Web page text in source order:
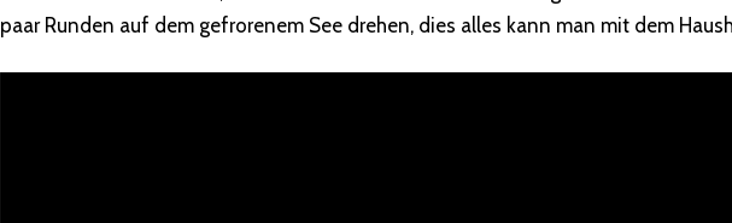
paar Runden auf dem gefrorenem See drehen, dies alles kann man mit dem